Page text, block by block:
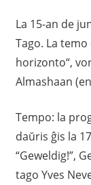
La 15-an de
Tago. La
horizonto“,
Almashaan
Tempo: la
daŭris ĝis la
“Geweldig!”,
tago Yves